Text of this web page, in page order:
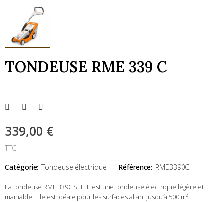
TONDEUSE RME 339 C
339,00 €
TTC
Catégorie: Tondeuse électrique Référence: RME3390C
La tondeuse RME 339C STIHL est une tondeuse électrique légère et
maniable. Elle est idéale pour les surfaces allant jusqu’à 500 m².